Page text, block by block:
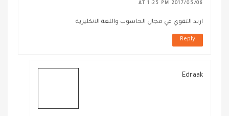
2017/05/06 AT 1:25 PM
اريد التقوي في مجال الحاسوب واللغة الانكليزية
Reply
Edraak